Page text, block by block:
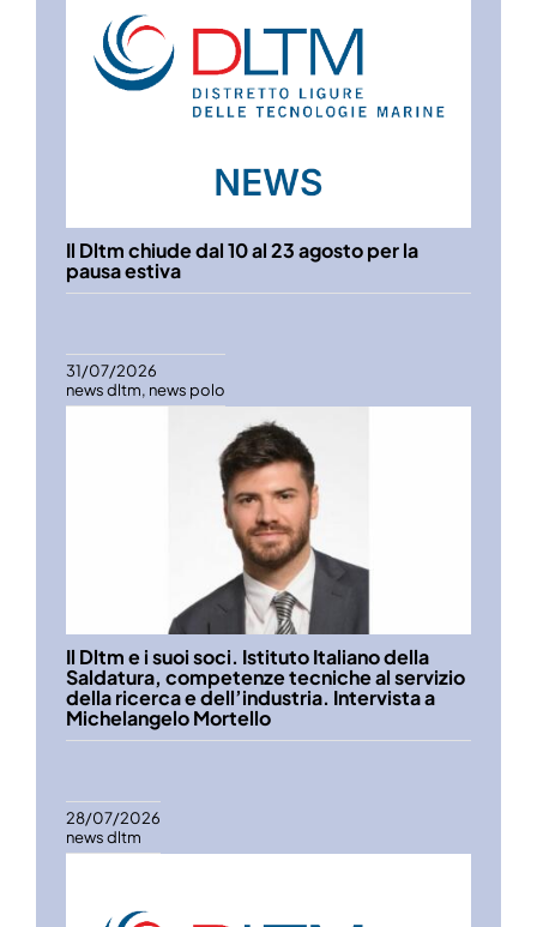
Il Dltm chiude dal 10 al 23 agosto per la
pausa estiva
31/07/2026
news dltm, news polo
Il Dltm e i suoi soci. Istituto Italiano della
Saldatura, competenze tecniche al servizio
della ricerca e dell’industria. Intervista a
Michelangelo Mortello
28/07/2026
news dltm